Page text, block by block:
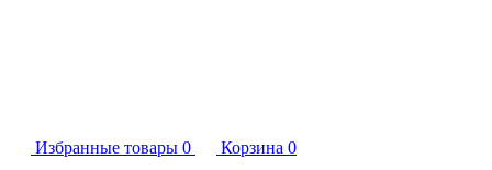
Избранные товары 0 Корзина 0